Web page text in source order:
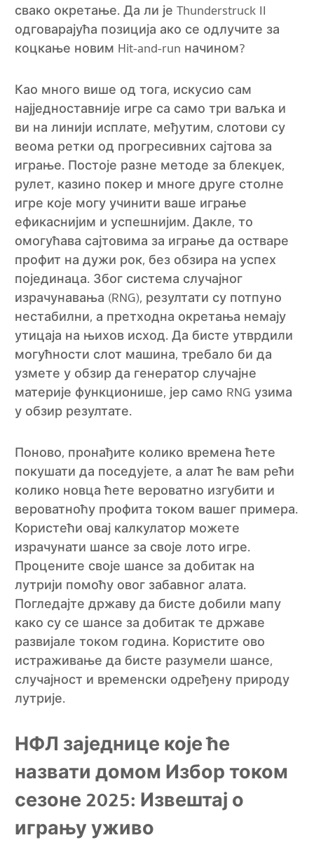
свако окретање. Да ли је Thunderstruck II
одговарајућа позиција ако се одлучите за
коцкање новим Hit-and-run начином?
Као много више од тога, искусио сам
најједноставније игре са само три ваљка и
ви на линији исплате, међутим, слотови су
веома ретки од прогресивних сајтова за
играње. Постоје разне методе за блекџек,
рулет, казино покер и многе друге столне
игре које могу учинити ваше играње
ефикаснијим и успешнијим. Дакле, то
омогућава сајтовима за играње да остваре
профит на дужи рок, без обзира на успех
појединаца. Због система случајног
израчунавања (RNG), резултати су потпуно
нестабилни, а претходна окретања немају
утицаја на њихов исход. Да бисте утврдили
могућности слот машина, требало би да
узмете у обзир да генератор случајне
материје функционише, јер само RNG узима
у обзир резултате.
Поново, пронађите колико времена ћете
покушати да поседујете, а алат ће вам рећи
колико новца ћете вероватно изгубити и
вероватноћу профита током вашег примера.
Користећи овај калкулатор можете
израчунати шансе за своје лото игре.
Процените своје шансе за добитак на
лутрији помоћу овог забавног алата.
Погледајте државу да бисте добили мапу
како су се шансе за добитак те државе
развијале током година. Користите ово
истраживање да бисте разумели шансе,
случајност и временски одређену природу
лутрије.
НФЛ заједнице које ће
назвати домом Избор током
сезоне 2025: Извештај о
игрању уживо